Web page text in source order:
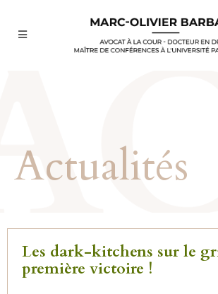
Actualités
Les dark-kitchens sur le
première victoire !